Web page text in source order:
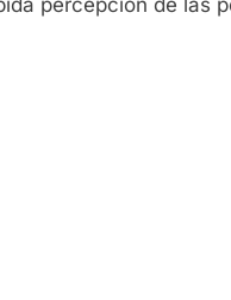
percepción de las